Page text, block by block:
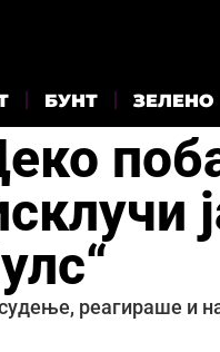
БУНТ ЗЕЛЕНО
реагираше и